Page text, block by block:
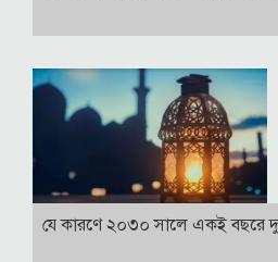
যে কারণে ২০৩০ সালে একই বছরে